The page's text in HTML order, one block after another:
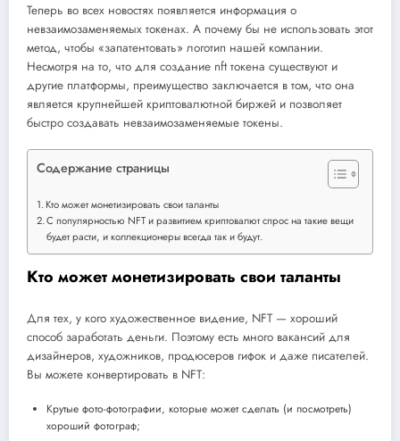
Теперь во всех новостях появляется информация о
невзаимозаменяемых токенах. А почему бы не использовать этот
метод, чтобы «запатентовать» логотип нашей компании.
Несмотря на то, что для создание nft токена существуют и
другие платформы, преимущество заключается в том, что она
является крупнейшей криптовалютной биржей и позволяет
быстро создавать невзаимозаменяемые токены.
Содержание страницы
Кто может монетизировать свои таланты
С популярностью NFT и развитием криптовалют спрос на такие вещи
будет расти, и коллекционеры всегда так и будут.
Кто может монетизировать свои таланты
Для тех, у кого художественное видение, NFT — хороший
способ заработать деньги. Поэтому есть много вакансий для
дизайнеров, художников, продюсеров гифок и даже писателей.
Вы можете конвертировать в NFT:
Крутые фото-фотографии, которые может сделать (и посмотреть)
хороший фотограф;